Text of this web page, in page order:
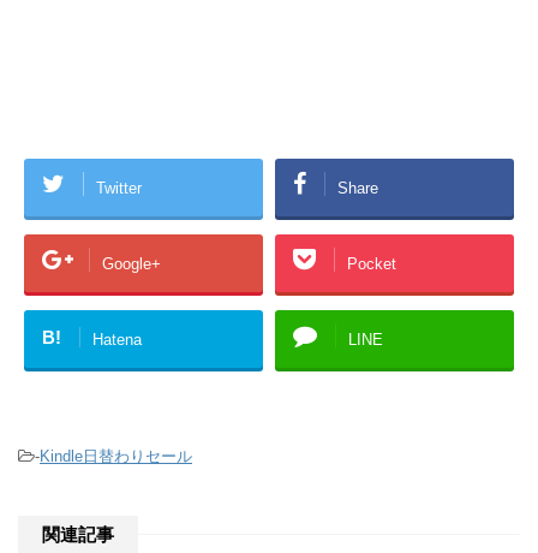
Twitter Share
Google+ Pocket
B! Hatena LINE
-Kindle日替わりセール
関連記事